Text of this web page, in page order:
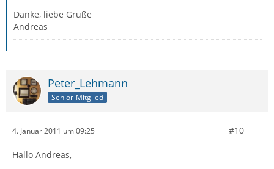
Danke, liebe Grüße
Andreas
Peter_Lehmann
Senior-Mitglied
4. Januar 2011 um 09:25 #10
Hallo Andreas,